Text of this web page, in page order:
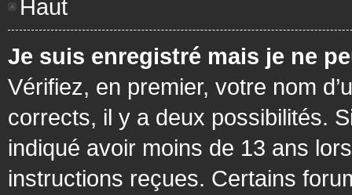
Haut
Je suis enregistré mais je ne
Vérifiez, en premier, votre nom
corrects, il y a deux possibilités.
indiqué avoir moins de 13 ans
instructions reçues. Certains